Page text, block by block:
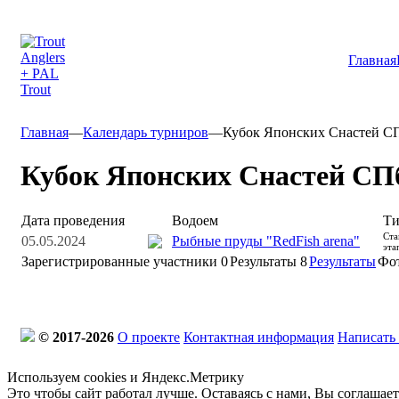
Главная
Главная—Календарь турниров—Кубок Японских Снастей
Кубок Японских Снастей
Дата проведения Водоем
05.05.2024
Рыбные пруды "RedFish arena"
Зарегистрированные участники 0Результаты 8Результаты
© 2017-2026 О проекте Контактная информация
Используем cookies и Яндекс.Метрику
Это чтобы сайт работал лучше. Оставаясь с нами, Вы